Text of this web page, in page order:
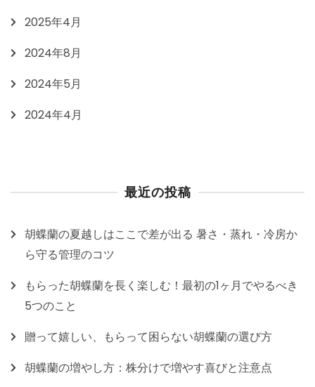
2025年4月
2024年8月
2024年5月
2024年4月
最近の投稿
胡蝶蘭の夏越しはここで差が出る 暑さ・蒸れ・冷房か
ら守る管理のコツ
もらった胡蝶蘭を長く楽しむ！最初の1ヶ月でやるべき
5つのこと
贈って嬉しい、もらって困らない胡蝶蘭の選び方
胡蝶蘭の増やし方：株分けで増やす喜びと注意点